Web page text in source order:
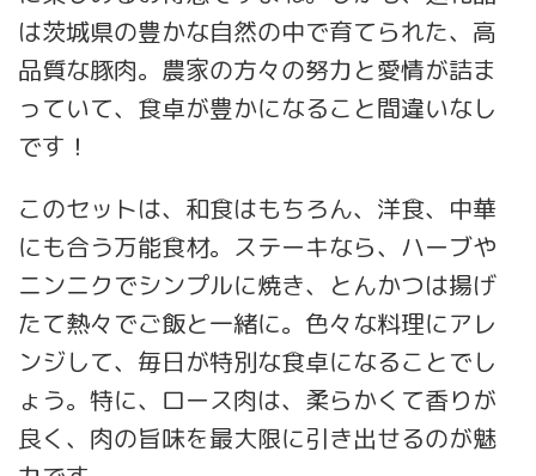
は茨城県の豊かな自然の中で育てられた、高
品質な豚肉。農家の方々の努力と愛情が詰ま
っていて、食卓が豊かになること間違いなし
です！
このセットは、和食はもちろん、洋食、中華
にも合う万能食材。ステーキなら、ハーブや
ニンニクでシンプルに焼き、とんかつは揚げ
たて熱々でご飯と一緒に。色々な料理にアレ
ンジして、毎日が特別な食卓になることでし
ょう。特に、ロース肉は、柔らかくて香りが
良く、肉の旨味を最大限に引き出せるのが魅